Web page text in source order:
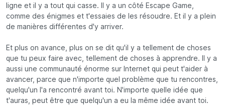
ligne et il y a tout qui casse. Il y a un côté Escape Game,
comme des énigmes et t'essaies de les résoudre. Et il y a plein
de manières différentes d'y arriver.
Et plus on avance, plus on se dit qu'il y a tellement de choses
que tu peux faire avec, tellement de choses à apprendre. Il y a
aussi une communauté énorme sur Internet qui peut t'aider à
avancer, parce que n'importe quel problème que tu rencontres,
quelqu'un l'a rencontré avant toi. N'importe quelle idée que
t'auras, peut être que quelqu'un a eu la même idée avant toi.